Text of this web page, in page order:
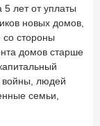
5 лет от уплаты
новых домов,
стороны
домов старше
войны, людей
семьи,